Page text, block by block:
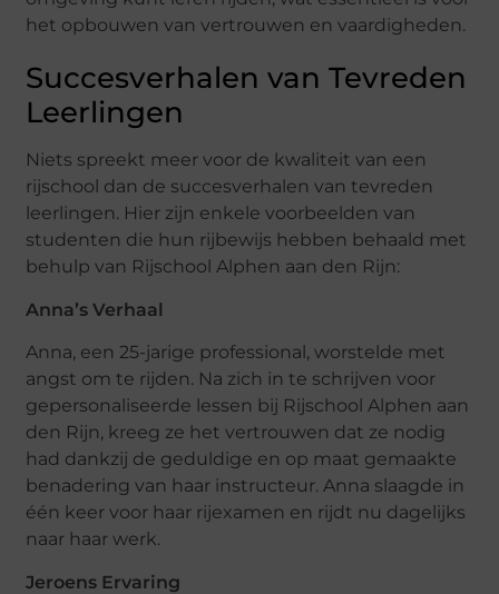
het opbouwen van vertrouwen en vaardigheden.
Succesverhalen van Tevreden
Leerlingen
Niets spreekt meer voor de kwaliteit van een
rijschool dan de succesverhalen van tevreden
leerlingen. Hier zijn enkele voorbeelden van
studenten die hun rijbewijs hebben behaald met
behulp van Rijschool Alphen aan den Rijn:
Anna’s Verhaal
Anna, een 25-jarige professional, worstelde met
angst om te rijden. Na zich in te schrijven voor
gepersonaliseerde lessen bij Rijschool Alphen aan
den Rijn, kreeg ze het vertrouwen dat ze nodig
had dankzij de geduldige en op maat gemaakte
benadering van haar instructeur. Anna slaagde in
één keer voor haar rijexamen en rijdt nu dagelijks
naar haar werk.
Jeroens Ervaring